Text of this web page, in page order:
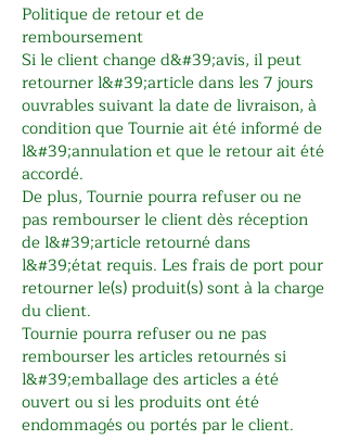
Politique de retour et de
remboursement
Si le client change d&#39;avis, il peut
retourner l&#39;article dans les 7 jours
ouvrables suivant la date de livraison, à
condition que Tournie ait été informé de
l&#39;annulation et que le retour ait été
accordé.
De plus, Tournie pourra refuser ou ne
pas rembourser le client dès réception
de l&#39;article retourné dans
l&#39;état requis. Les frais de port pour
retourner le(s) produit(s) sont à la charge
du client.
Tournie pourra refuser ou ne pas
rembourser les articles retournés si
l&#39;emballage des articles a été
ouvert ou si les produits ont été
endommagés ou portés par le client.